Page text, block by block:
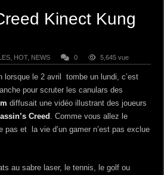
Kinect Kung
HOT, NEWS 0 5,645 vue
lorsque le 2 avril tombe un lundi, c’est
pour scruter les canulars des
diffusait une vidéo illustrant des joueurs
Creed
. Comme vous allez le
pas et la vie d’un gamer n’est pas exclue
au sabre laser, le tennis, le golf ou